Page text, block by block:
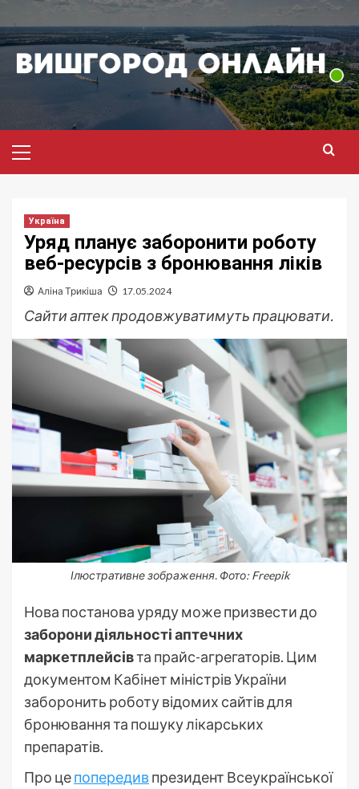
до
вмісту
меню
Україна
Уряд планує заборонити роботу
веб-ресурсів з бронювання ліків
Аліна Трикіша 17.05.2024
Сайти аптек продовжуватимуть працювати.
Ілюстративне зображення. Фото: Freepik
Нова постанова уряду може призвести до
заборони діяльності аптечних
маркетплейсівта прайс-агрегаторів. Цим
документом Кабінет міністрів України
заборонить роботу відомих сайтів для
бронювання та пошуку лікарських
препаратів.
Про цепопередивпрезидент Всеукраїнської